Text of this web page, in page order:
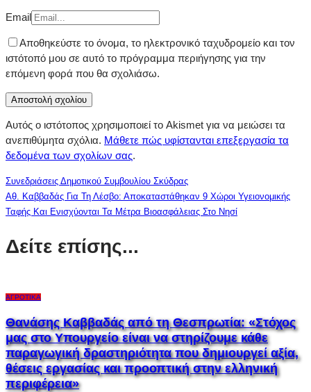
Email
Αποθηκεύστε το όνομα, το ηλεκτρονικό ταχυδρομείο και τον
ιστότοπό μου σε αυτό το πρόγραμμα περιήγησης για την
επόμενη φορά που θα σχολιάσω.
Αυτός ο ιστότοπος χρησιμοποιεί το Akismet για να μειώσει τα
ανεπιθύμητα σχόλια. Μάθετε πώς υφίστανται επεξεργασία τα
δεδομένα των σχολίων σας.
Συνεδριάσεις Δημοτικού Συμβουλίου Σκύδρας
Αθ. Καββαδάς Για Τη Λέσβο: Αποκαταστάθηκαν 9 Χώροι Υγειονομικής
Ταφής Και Ενισχύονται Τα Μέτρα Βιοασφάλειας Στο Νησί
Δείτε επίσης...
ΑΓΡΟΤΙΚΆ
Θανάσης Καββαδάς από τη Θεσπρωτία: «Στόχος
μας στο Υπουργείο είναι να στηρίζουμε κάθε
παραγωγική δραστηριότητα που δημιουργεί αξία,
θέσεις εργασίας και προοπτική στην ελληνική
περιφέρεια»